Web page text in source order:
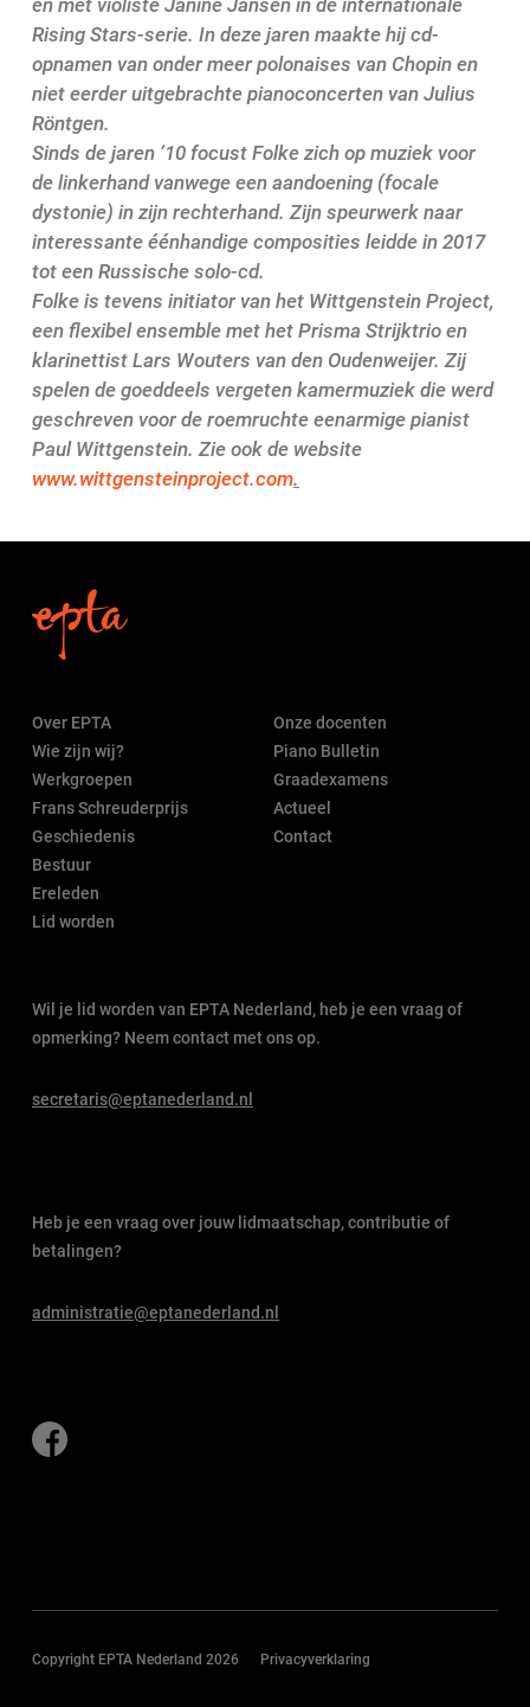
Rising Stars-serie. In deze jaren maakte hij cd-
opnamen van onder meer polonaises van Chopin en
niet eerder uitgebrachte pianoconcerten van Julius
Röntgen.
Sinds de jaren ‘10 focust Folke zich op muziek voor
de linkerhand vanwege een aandoening (focale
dystonie) in zijn rechterhand. Zijn speurwerk naar
interessante éénhandige composities leidde in 2017
tot een Russische solo-cd.
Folke is tevens initiator van het Wittgenstein Project,
een flexibel ensemble met het Prisma Strijktrio en
klarinettist Lars Wouters van den Oudenweijer. Zij
spelen de goeddeels vergeten kamermuziek die werd
geschreven voor de roemruchte eenarmige pianist
Paul Wittgenstein. Zie ook de website
www.wittgensteinproject.com.
Over EPTA
Wie zijn wij?
Werkgroepen
Frans Schreuderprijs
Geschiedenis
Bestuur
Ereleden
Lid worden
Onze docenten
Piano Bulletin
Graadexamens
Actueel
Contact
Wil je lid worden van EPTA Nederland, heb je een vraag of
opmerking? Neem contact met ons op.
secretaris@eptanederland.nl
Heb je een vraag over jouw lidmaatschap, contributie of
betalingen?
administratie@eptanederland.nl
Copyright EPTA Nederland 2026 Privacyverklaring